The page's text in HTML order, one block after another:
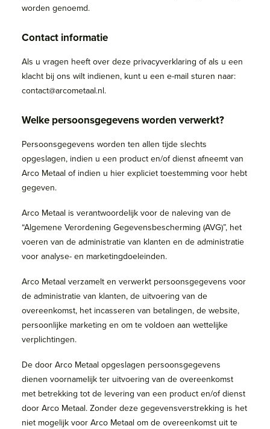
worden genoemd.
Contact informatie
Als u vragen heeft over deze privacyverklaring of als u een
klacht bij ons wilt indienen, kunt u een e-mail sturen naar:
contact@arcometaal.nl.
Welke persoonsgegevens worden verwerkt?
Persoonsgegevens worden ten allen tijde slechts
opgeslagen, indien u een product en/of dienst afneemt van
Arco Metaal of indien u hier expliciet toestemming voor hebt
gegeven.
Arco Metaal is verantwoordelijk voor de naleving van de
“Algemene Verordening Gegevensbescherming (AVG)”, het
voeren van de administratie van klanten en de administratie
voor analyse- en marketingdoeleinden.
Arco Metaal verzamelt en verwerkt persoonsgegevens voor
de administratie van klanten, de uitvoering van de
overeenkomst, het incasseren van betalingen, de website,
persoonlijke marketing en om te voldoen aan wettelijke
verplichtingen.
De door Arco Metaal opgeslagen persoonsgegevens
dienen voornamelijk ter uitvoering van de overeenkomst
met betrekking tot de levering van een product en/of dienst
door Arco Metaal. Zonder deze gegevensverstrekking is het
niet mogelijk voor Arco Metaal om de overeenkomst uit te